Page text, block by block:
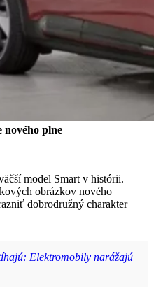
nového plne
model Smart v histórii.
obrázkov nového
dobrodružný charakter
Elektromobily narážajú